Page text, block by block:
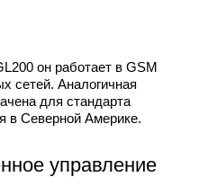
он работает в GSM
сетей. Аналогичная
для стандарта
в Северной Америке.
управление